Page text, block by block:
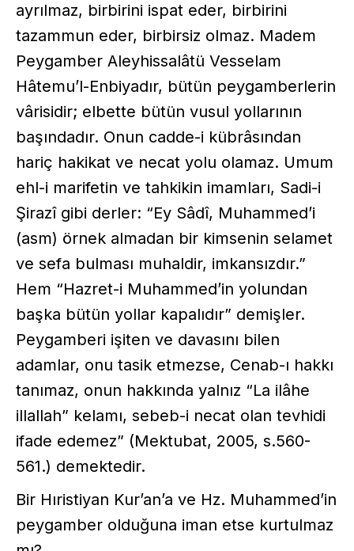
ayrılmaz, birbirini ispat eder, birbirini
tazammun eder, birbirsiz olmaz. Madem
Peygamber Aleyhissalâtü Vesselam
Hâtemu’l-Enbiyadır, bütün peygamberlerin
vârisidir; elbette bütün vusul yollarının
başındadır. Onun cadde-i kübrâsından
hariç hakikat ve necat yolu olamaz. Umum
ehl-i marifetin ve tahkikin imamları, Sadi-i
Şirazî gibi derler: “Ey Sâdî, Muhammed’i
(asm) örnek almadan bir kimsenin selamet
ve sefa bulması muhaldir, imkansızdır.”
Hem “Hazret-i Muhammed’in yolundan
başka bütün yollar kapalıdır” demişler.
Peygamberi işiten ve davasını bilen
adamlar, onu tasik etmezse, Cenab-ı hakkı
tanımaz, onun hakkında yalnız “La ilâhe
illallah” kelamı, sebeb-i necat olan tevhidi
ifade edemez” (Mektubat, 2005, s.560-
561.) demektedir.
Bir Hıristiyan Kur’an’a ve Hz. Muhammed’in
peygamber olduğuna iman etse kurtulmaz